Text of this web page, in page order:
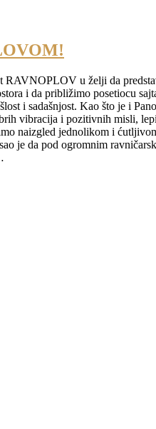
RAVNOPLOV u želji da
i da približimo posetiocu
i sadašnjost. Kao što je i
vibracija i pozitivnih misli,
naizgled jednolikom i
je da pod ogromnim